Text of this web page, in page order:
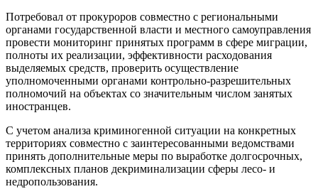
Потребовал от прокуроров совместно с региональными
органами государственной власти и местного самоуправления
провести мониторинг принятых программ в сфере миграции,
полноты их реализации, эффективности расходования
выделяемых средств, проверить осуществление
уполномоченными органами контрольно-разрешительных
полномочий на объектах со значительным числом занятых
иностранцев.
С учетом анализа криминогенной ситуации на конкретных
территориях совместно с заинтересованными ведомствами
принять дополнительные меры по выработке долгосрочных,
комплексных планов декриминализации сферы лесо- и
недропользования.